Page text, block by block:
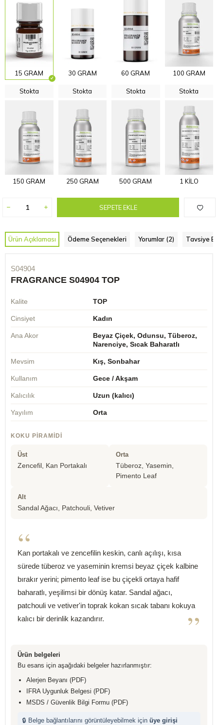
15 GRAM 30 GRAM 60 GRAM 100 GRAM
Stokta
150 GRAM
Stokta
250 GRAM
Stokta
500 GRAM
Stokta
1 KİLO
SEPETE EKLE
Ürün Açıklaması Ödeme Seçenekleri Yorumlar (2) Tavsiye Et
S04904
FRAGRANCE S04904 TOP
Kalite TOP
Cinsiyet Kadın
Ana Akor
Beyaz Çiçek, Odunsu, Tüberoz,
Narenciye, Sıcak Baharatlı
Mevsim Kış, Sonbahar
Kullanım Gece / Akşam
Kalıcılık Uzun (kalıcı)
Yayılım Orta
KOKU PIRAMIDI
Üst
Zencefil, Kan Portakalı
Orta
Tüberoz, Yasemin,
Pimento Leaf
Alt
Sandal Ağacı, Patchouli, Vetiver
“
Kan portakalı ve zencefilin keskin, canlı açılışı, kısa
sürede tüberoz ve yaseminin kremsi beyaz çiçek kalbine
bırakır yerini; pimento leaf ise bu çiçekli ortaya hafif
baharatlı, yeşilimsi bir dönüş katar. Sandal ağacı,
patchouli ve vetiver'in toprak kokan sıcak tabanı kokuya
kalıcı bir derinlik kazandırır.
”
Ürün belgeleri
Bu esans için aşağıdaki belgeler hazırlanmıştır:
Alerjen Beyanı (PDF)
IFRA Uygunluk Belgesi (PDF)
MSDS / Güvenlik Bilgi Formu (PDF)
🔒 Belge bağlantılarını görüntüleyebilmek için üye girişi